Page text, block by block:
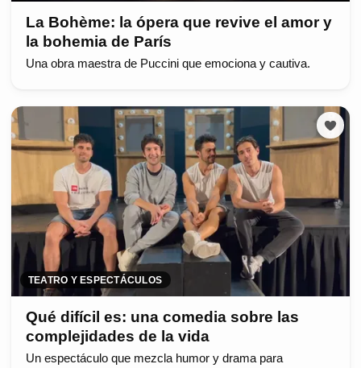
La Bohème: la ópera que revive el amor y
la bohemia de París
Una obra maestra de Puccini que emociona y cautiva.
TEATRO Y ESPECTÁCULOS
Qué difícil es: una comedia sobre las
complejidades de la vida
Un espectáculo que mezcla humor y drama para